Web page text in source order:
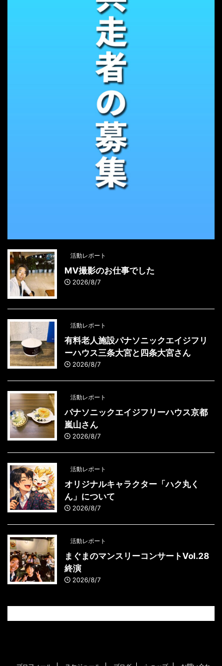
活動レポート
MV撮影のお仕事でした
2026/8/7
活動レポート
有料老人施設パナソニックエイジフリ
ーハウス三条大宮と四条大宮さん
2026/8/7
活動レポート
パナソニックエイジフリーハウス京都
嵐山さん
2026/8/7
活動レポート
オリジナルキャラクター「ハク丸く
ん」について
2026/8/7
活動レポート
まぐまのマンスリーコンサートVol.28
終演
2026/8/7